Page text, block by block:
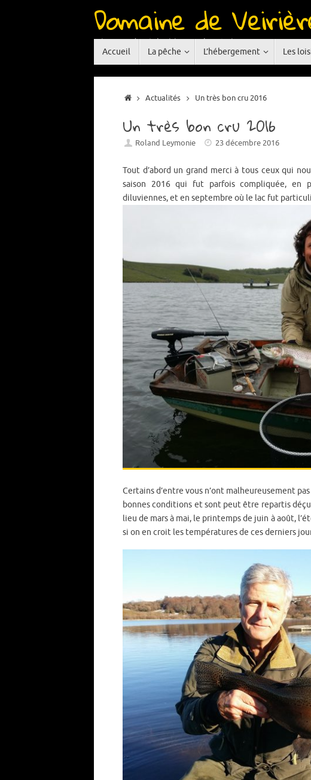
Domaine de
Réservoir de pêche à la mouche situé en Auvergne
Accueil La pêche L’hébergement Les
Accueil
Actualités Un très bon cru 2016
Un très bon cru 2016
Roland Leymonie 23 décembre 2016
Tout d’abord un grand merci à tous ceux qui
saison 2016 qui fut parfois compliquée, en
diluviennes, et en septembre où le lac fut
Certains d’entre vous n’ont malheureusement
bonnes conditions et sont peut être repartis
lieu de mars à mai, le printemps de juin à août,
si on en croit les températures de ces derniers